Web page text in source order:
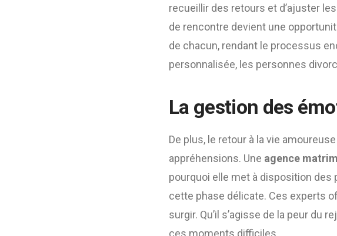
recueillir des retours et d’ajuster
de rencontre devient une
de chacun, rendant le processus
personnalisée, les personnes
La gestion des
De plus, le retour à la vie
appréhensions. Une agence
pourquoi elle met à disposition
cette phase délicate. Ces experts
surgir. Qu’il s’agisse de la peur du
ces moments difficiles.